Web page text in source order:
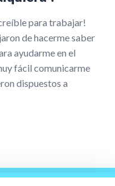
para trabajar!
de hacerme saber
ayudarme en el
fácil comunicarme
dispuestos a